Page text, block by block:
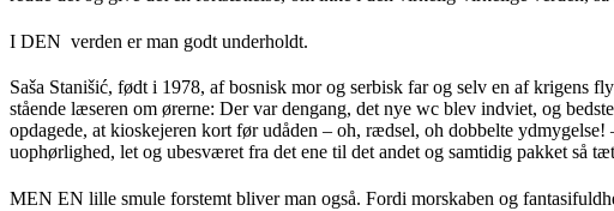
I DEN verden er man godt underholdt.
Saša Stanišić, født i 1978, af bosnisk mor og serbisk far og selv en af krigens
stående læseren om ørerne: Der var dengang, det nye wc blev indviet, og
opdagede, at kioskejeren kort før udåden – oh, rædsel, oh dobbelte
uophørlighed, let og ubesværet fra det ene til det andet og samtidig pakket så
MEN EN lille smule forstemt bliver man også. Fordi morskaben og